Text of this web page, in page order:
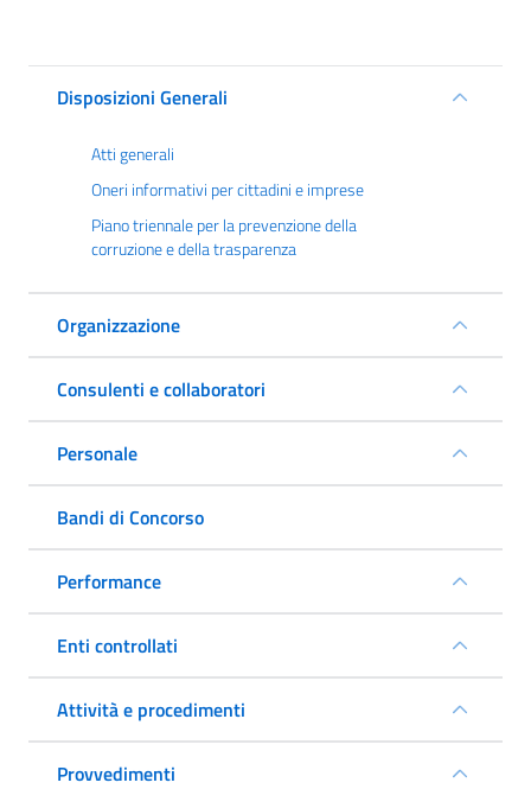
Disposizioni Generali
Atti generali
Oneri informativi per cittadini e imprese
Piano triennale per la prevenzione della
corruzione e della trasparenza
Organizzazione
Consulenti e collaboratori
Personale
Bandi di Concorso
Performance
Enti controllati
Attività e procedimenti
Provvedimenti